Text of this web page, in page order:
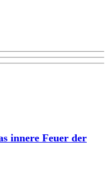
innere Feuer der